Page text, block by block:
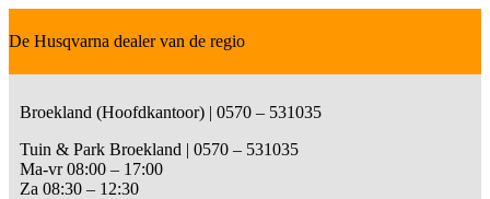
De Husqvarna dealer van de regio
Broekland (Hoofdkantoor) | 0570 – 531035
Tuin & Park Broekland | 0570 – 531035
Ma-vr 08:00 – 17:00
Za 08:30 – 12:30